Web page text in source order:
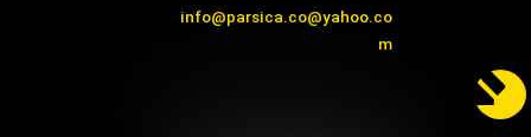
info@parsica.co@yahoo.co
m